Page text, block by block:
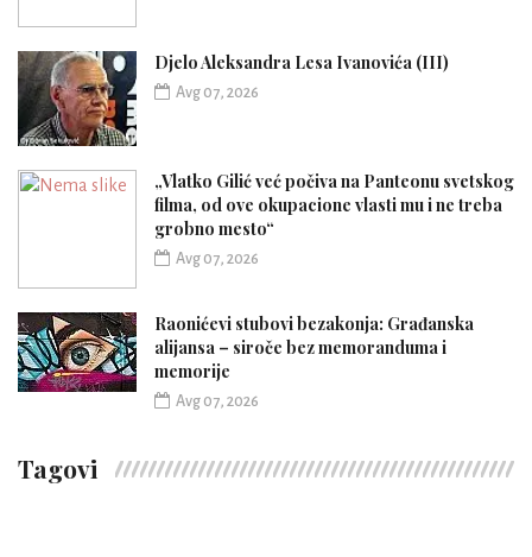
Djelo Aleksandra Lesa Ivanovića (III)
Avg 07, 2026
„Vlatko Gilić već počiva na Panteonu svetskog
filma, od ove okupacione vlasti mu i ne treba
grobno mesto“
Avg 07, 2026
Raonićevi stubovi bezakonja: Građanska
alijansa – siroče bez memoranduma i
memorije
Avg 07, 2026
Tagovi